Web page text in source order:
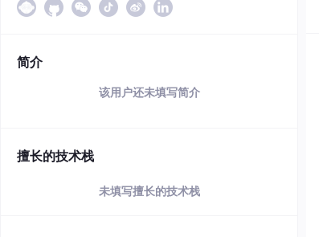
简介
该用户还未填写简介
擅长的技术栈
未填写擅长的技术栈